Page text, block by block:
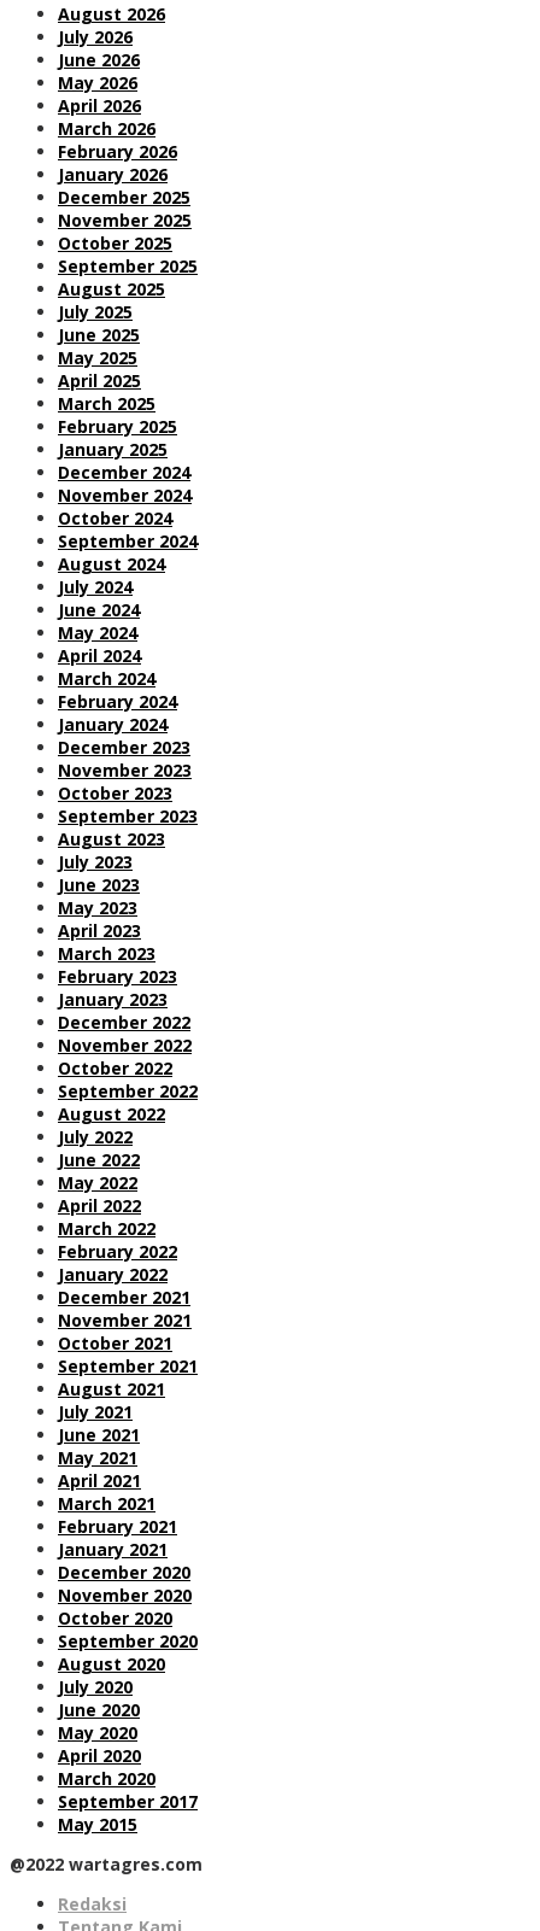
August 2026
July 2026
June 2026
May 2026
April 2026
March 2026
February 2026
January 2026
December 2025
November 2025
October 2025
September 2025
August 2025
July 2025
June 2025
May 2025
April 2025
March 2025
February 2025
January 2025
December 2024
November 2024
October 2024
September 2024
August 2024
July 2024
June 2024
May 2024
April 2024
March 2024
February 2024
January 2024
December 2023
November 2023
October 2023
September 2023
August 2023
July 2023
June 2023
May 2023
April 2023
March 2023
February 2023
January 2023
December 2022
November 2022
October 2022
September 2022
August 2022
July 2022
June 2022
May 2022
April 2022
March 2022
February 2022
January 2022
December 2021
November 2021
October 2021
September 2021
August 2021
July 2021
June 2021
May 2021
April 2021
March 2021
February 2021
January 2021
December 2020
November 2020
October 2020
September 2020
August 2020
July 2020
June 2020
May 2020
April 2020
March 2020
September 2017
May 2015
@2022 wartagres.com
Redaksi